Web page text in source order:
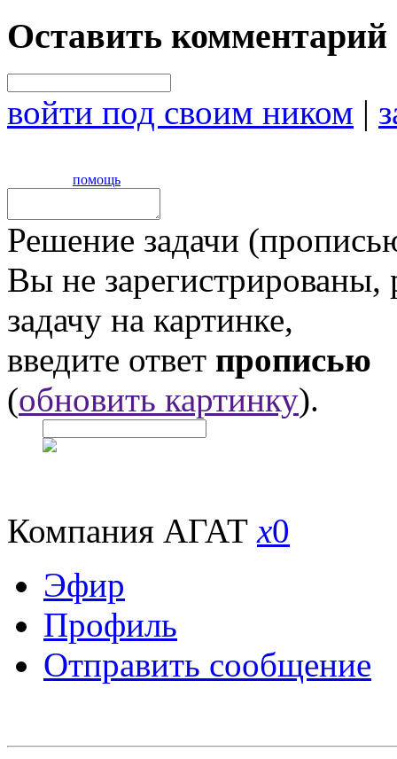
Оставить комментарий
войти под своим ником |
помощь
Решение задачи
Вы не
задачу на картинке,
введите ответ прописью
(обновить картинку).
Компания АГАТx0
Эфир
Профиль
Отправить сообщение